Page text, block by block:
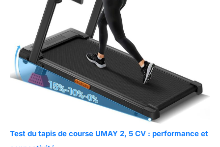
Test du tapis de course UMAY 2, 5 CV : performance et